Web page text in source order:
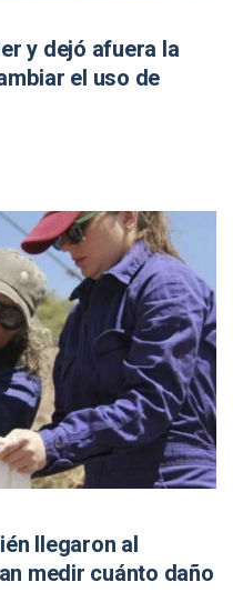
y dejó afuera la
el uso de
llegaron al
medir cuánto daño